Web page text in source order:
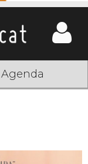
Agenda